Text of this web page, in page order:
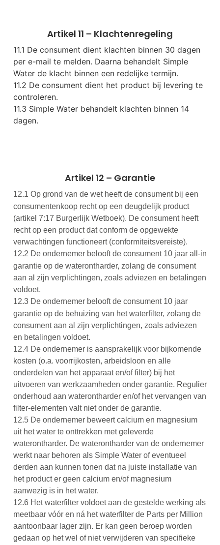
Artikel 11 – Klachtenregeling
11.1 De consument dient klachten binnen 30 dagen
per e-mail te melden. Daarna behandelt Simple
Water de klacht binnen een redelijke termijn.
11.2 De consument dient het product bij levering te
controleren.
11.3 Simple Water behandelt klachten binnen 14
dagen.
Artikel 12 – Garantie
12.1 Op grond van de wet heeft de consument bij een
consumentenkoop recht op een deugdelijk product
(artikel 7:17 Burgerlijk Wetboek). De consument heeft
recht op een product dat conform de opgewekte
verwachtingen functioneert (conformiteitsvereiste).
12.2 De ondernemer belooft de consument 10 jaar all-in
garantie op de waterontharder, zolang de consument
aan al zijn verplichtingen, zoals adviezen en betalingen
voldoet.
12.3 De ondernemer belooft de consument 10 jaar
garantie op de behuizing van het waterfilter, zolang de
consument aan al zijn verplichtingen, zoals adviezen
en betalingen voldoet.
12.4 De ondernemer is aansprakelijk voor bijkomende
kosten (o.a. voorrijkosten, arbeidsloon en alle
onderdelen van het apparaat en/of filter) bij het
uitvoeren van werkzaamheden onder garantie. Regulier
onderhoud aan waterontharder en/of het vervangen van
filter-elementen valt niet onder de garantie.
12.5 De ondernemer beweert calcium en magnesium
uit het water te onttrekken met geleverde
waterontharder. De waterontharder van de ondernemer
werkt naar behoren als Simple Water of eventueel
derden aan kunnen tonen dat na juiste installatie van
het product er geen calcium en/of magnesium
aanwezig is in het water.
12.6 Het waterfilter voldoet aan de gestelde werking als
meetbaar vóór en ná het waterfilter de Parts per Million
aantoonbaar lager zijn. Er kan geen beroep worden
gedaan op het wel of niet verwijderen van specifieke